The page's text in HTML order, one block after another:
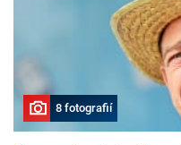
8 fotografií